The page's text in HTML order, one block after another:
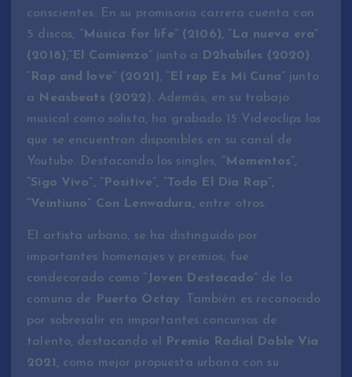
conscientes. En su promisoria carrera cuenta con
5 discos, “Música for life” (2106), “La nueva era”
(2018),“El Comienzo” junto a D2habiles (2020)
“Rap and love” (2021),“El rap Es Mi Cuna” junto
a Neasbeats (2022 ). Además, en su trabajo
musical como solista, ha grabado 15 Videoclips los
que se encuentran disponibles en su canal de
Youtube. Destacando los singles, “Momentos”,
“Sigo Vivo”, “Positive”, “Todo El Día Rap”,
“Veintiuno” Con Lenwadura,entre otros.
El artista urbano, se ha distinguido por
importantes homenajes y premios; fue
condecorado como“Joven Destacado” de la
comuna de Puerto Octay. También es reconocido
por sobresalir en importantes concursos de
talento, destacando el Premio Radial Doble Vía
2021,como mejor propuesta urbana con su